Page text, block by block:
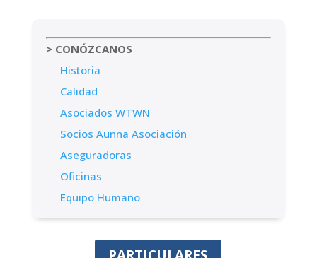
> CONÓZCANOS
Historia
Calidad
Asociados WTWN
Socios Aunna Asociación
Aseguradoras
Oficinas
Equipo Humano